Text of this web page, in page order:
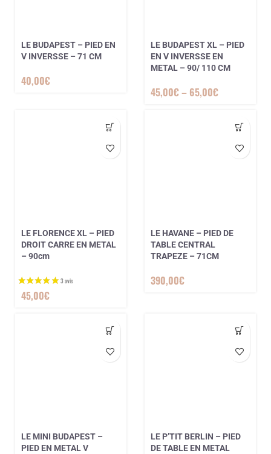
LE BUDAPEST – PIED EN
V INVERSSE – 71 CM
40,00€
LE BUDAPEST XL – PIED
EN V INVERSSE EN
METAL – 90/ 110 CM
45,00€– 65,00€
LE FLORENCE XL – PIED
DROIT CARRE EN METAL
– 90cm
45,00€
LE HAVANE – PIED DE
TABLE CENTRAL
TRAPEZE – 71CM
390,00€
LE MINI BUDAPEST –
PIED EN METAL V
LE P’TIT BERLIN – PIED
DE TABLE EN METAL